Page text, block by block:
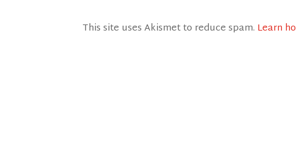
This site uses Akismet to reduce spam. Learn